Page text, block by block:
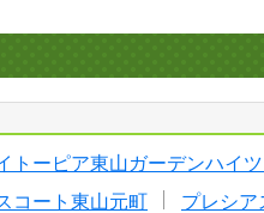
トーピア東山ガーデンハイ
コート東山元町 プレシア